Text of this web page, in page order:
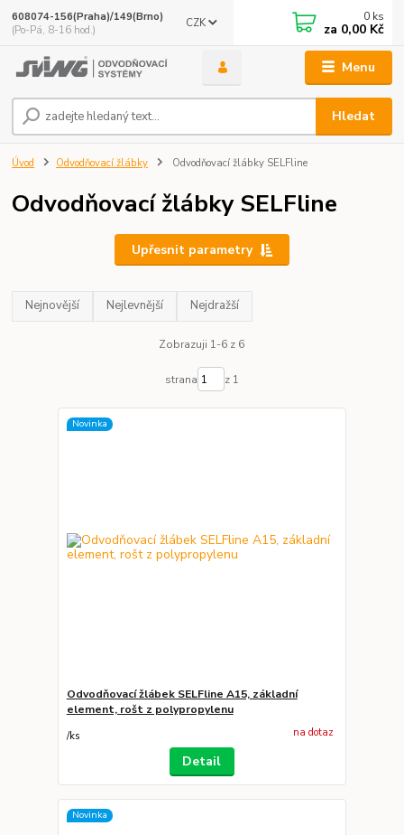
Menu
CZK
Hledat
608074-156(Praha)/149(Brno)
(Po-Pá, 8-16 hod.)
0 ks
za 0,00 Kč
Úvod Odvodňovací žlábky Odvodňovací žlábky SELFline
Odvodňovací žlábky SELFline
Upřesnit parametry
Nejnovější Nejlevnější Nejdražší
Zobrazuji 1-6 z 6
strana z 1
Novinka
Odvodňovací žlábek SELFline A15, základní
element, rošt z polypropylenu
/ks na dotaz
Detail
Novinka